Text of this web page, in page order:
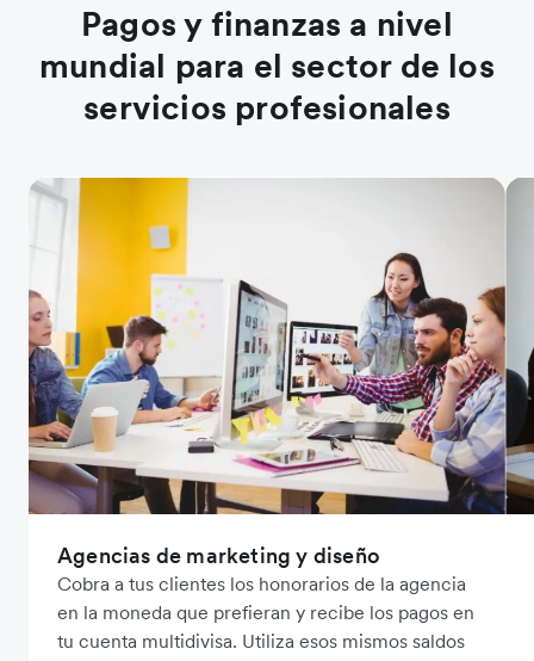
Pagos y finanzas a nivel
mundial para el sector de los
servicios profesionales
Agencias de marketing y diseño
Cobra a tus clientes los honorarios de la agencia
en la moneda que prefieran y recibe los pagos en
tu cuenta multidivisa. Utiliza esos mismos saldos